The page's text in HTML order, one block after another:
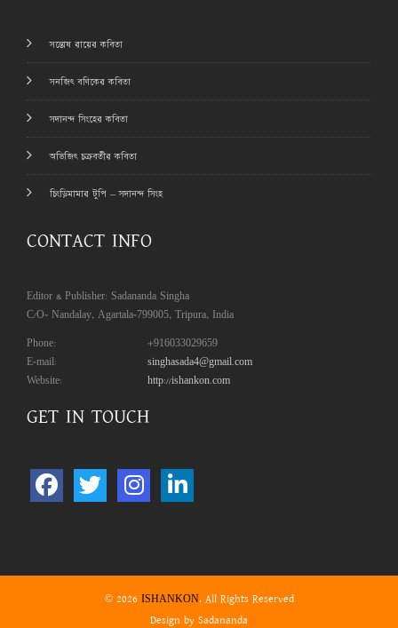
সন্তোষ রায়ের কবিতা
সনজিৎ বণিকের কবিতা
সদানন্দ সিংহের কবিতা
অভিজিৎ চক্রবর্তীর কবিতা
চিংড়িমামার টুপি – সদানন্দ সিংহ
CONTACT INFO
Editor & Publisher: Sadananda Singha
C/O- Nandalay, Agartala-799005, Tripura, India
Phone:
+916033029659
E-mail:
singhasada4@gmail.com
Website:
http://ishankon.com
GET IN TOUCH
© 2026 ISHANKON. All Rights Reserved
Design by Sadananda